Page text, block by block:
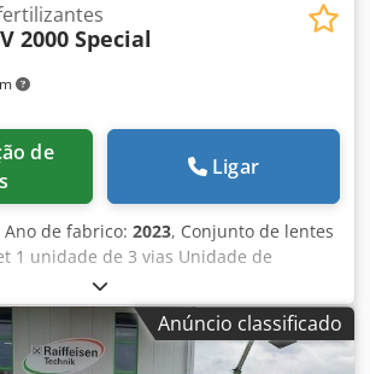
2000 Special
Ligar
Ano de fabrico: 2023, Conjunto de lentes
1 unidade de 3 vias Unidade de
Limiter V / Arco de proteção de tubo
removível Unidade de
Extensão de reservatório S / 2000 Eixo
de fricção Componentes de
Anúncio classificado